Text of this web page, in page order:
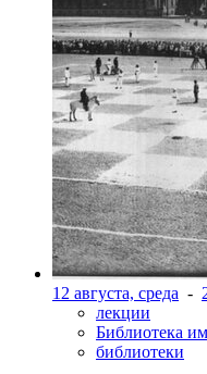
12 августа, среда -
лекции
Библиотека
библиотеки